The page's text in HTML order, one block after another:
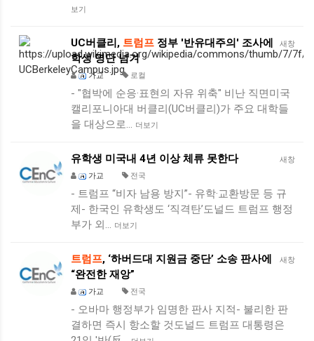
보기
새창
UC버클리, 트럼프 정부 '반유대주의' 조사에
학생 명단 넘겨
가교 로컬
- "협박에 순응·표현의 자유 위축" 비난 직면미국
캘리포니아대 버클리(UC버클리)가 주요 대학들
을 대상으로… 더보기
새창
유학생 미국내 4년 이상 체류 못한다
가교 전국
- 트럼프 “비자 남용 방지”- 유학·교환방문 등 규
제- 한국인 유학생도 ‘직격탄’도널드 트럼프 행정
부가 외… 더보기
새창
트럼프, ‘하버드대 지원금 중단’ 소송 판사에
“완전한 재앙”
가교 전국
- 오바마 행정부가 임명한 판사 지적- 불리한 판
결하면 즉시 항소할 것도널드 트럼프 대통령은